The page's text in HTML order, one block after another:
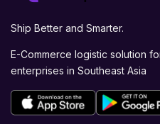
Ship Better and Smarter.
E-Commerce logistic solution
enterprises in Southeast Asia